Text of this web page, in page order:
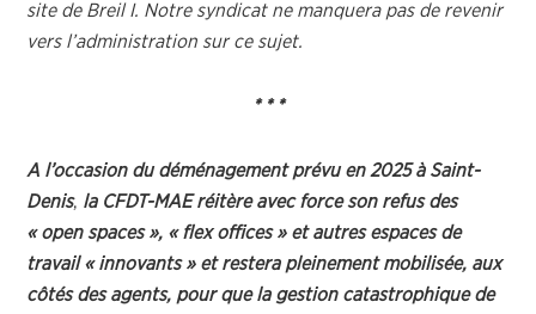
site de Breil I. Notre syndicat ne manquera pas de revenir
vers l’administration sur ce sujet.
* * *
A l’occasion du déménagement prévu en 2025 à Saint-
Denis, la CFDT-MAE réitère avec force son refus des
« open spaces », « flex offices » et autres espaces de
travail « innovants » et restera pleinement mobilisée, aux
côtés des agents, pour que la gestion catastrophique de